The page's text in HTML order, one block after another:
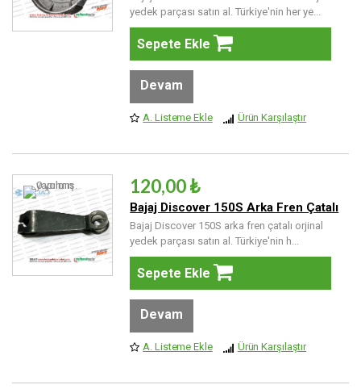
yedek parçası satın al. Türkiye'nin her ye...
Sepete Ekle
Devam
A. Listeme Ekle Ürün Karşılaştır
120,00 ₺
Bajaj Discover 150S Arka Fren Çatalı
Bajaj Discover 150S arka fren çatalı orjinal
yedek parçası satın al. Türkiye'nin h...
Sepete Ekle
Devam
A. Listeme Ekle Ürün Karşılaştır